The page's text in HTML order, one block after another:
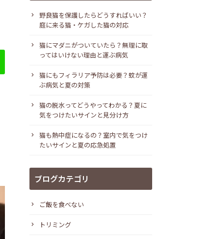
野良猫を保護したらどうすればいい？
庭に来る猫・ケガした猫の対応
猫にマダニがついていたら？無理に取
ってはいけない理由と運ぶ病気
猫にもフィラリア予防は必要？蚊が運
ぶ病気と夏の対策
猫の脱水ってどうやってわかる？夏に
気をつけたいサインと見分け方
猫も熱中症になるの？室内で気をつけ
たいサインと夏の応急処置
ブログカテゴリ
ご飯を食べない
トリミング